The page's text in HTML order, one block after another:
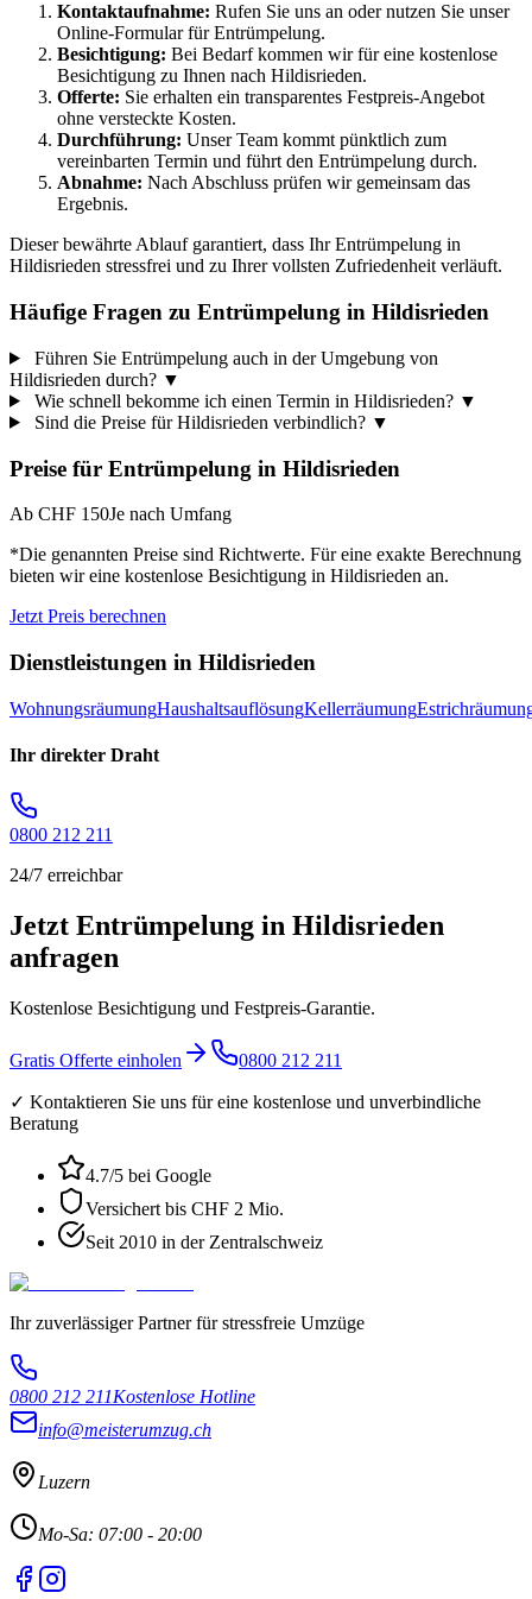
Kontaktaufnahme: Rufen Sie uns an oder nutzen Sie unser
Online-Formular für Entrümpelung.
Besichtigung: Bei Bedarf kommen wir für eine kostenlose
Besichtigung zu Ihnen nach Hildisrieden.
Offerte: Sie erhalten ein transparentes Festpreis-Angebot
ohne versteckte Kosten.
Durchführung: Unser Team kommt pünktlich zum
vereinbarten Termin und führt den Entrümpelung durch.
Abnahme: Nach Abschluss prüfen wir gemeinsam das
Ergebnis.
Dieser bewährte Ablauf garantiert, dass Ihr Entrümpelung in
Hildisrieden stressfrei und zu Ihrer vollsten Zufriedenheit verläuft.
Häufige Fragen zu Entrümpelung in Hildisrieden
Führen Sie Entrümpelung auch in der Umgebung von
Hildisrieden durch? ▼
Wie schnell bekomme ich einen Termin in Hildisrieden? ▼
Sind die Preise für Hildisrieden verbindlich? ▼
Preise für Entrümpelung in Hildisrieden
Ab CHF 150Je nach Umfang
*Die genannten Preise sind Richtwerte. Für eine exakte Berechnung
bieten wir eine kostenlose Besichtigung in Hildisrieden an.
Jetzt Preis berechnen
Dienstleistungen in Hildisrieden
WohnungsräumungHaushaltsauflösungKellerräumung
Ihr direkter Draht
0800 212 211
24/7 erreichbar
Jetzt Entrümpelung in Hildisrieden
anfragen
Kostenlose Besichtigung und Festpreis-Garantie.
Gratis Offerte einholen 0800 212 211
✓ Kontaktieren Sie uns für eine kostenlose und unverbindliche
Beratung
4.7/5 bei Google
Versichert bis CHF 2 Mio.
Seit 2010 in der Zentralschweiz
Ihr zuverlässiger Partner für stressfreie Umzüge
0800 212 211Kostenlose Hotline
info@meisterumzug.ch
Luzern
Mo-Sa: 07:00 - 20:00